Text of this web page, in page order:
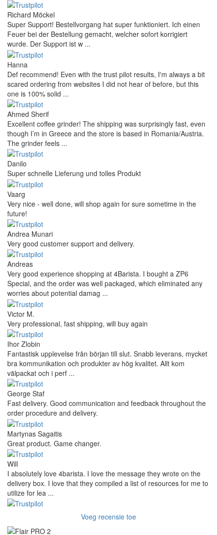
Richard Möckel
Super Support! Bestellvorgang hat super funktioniert. Ich einen
Feuer bei der Bestellung gemacht, welcher sofort korrigiert
wurde. Der Support ist w ...
Hanna
Def recommend! Even with the trust pilot results, I'm always a bit
scared ordering from websites I did not hear of before, but this
one is 100% solid ...
Ahmed Sherif
Excellent coffee grinder! The shipping was surprisingly fast, even
though I’m in Greece and the store is based in Romania/Austria.
The grinder feels ...
Danilo
Super schnelle Lieferung und tolles Produkt
Vaarg
Very nice - well done, will shop again for sure sometime in the
future!
Andrea Munari
Very good customer support and delivery.
Andreas
Very good experience shopping at 4Barista. I bought a ZP6
Special, and the order was well packaged, which eliminated any
worries about potential damag ...
Victor M.
Very professional, fast shipping, will buy again
Ihor Zlobin
Fantastisk upplevelse från början till slut. Snabb leverans, mycket
bra kommunikation och produkter av hög kvalitet. Allt kom
välpackat och i perf ...
George Staf
Fast delivery. Good communication and feedback throughout the
order procedure and delivery.
Martynas Sagaitis
Great product. Game changer.
Will
I absolutely love 4barista. I love the message they wrote on the
delivery box. I love that they compiled a list of resources for me to
utilize for lea ...
Voeg recensie toe